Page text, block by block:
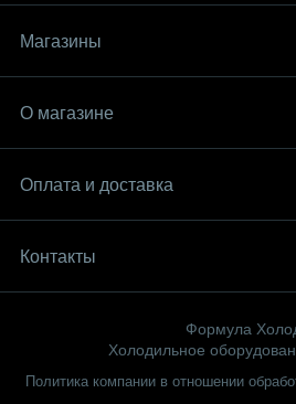
Магазины
О магазине
Оплата и доставка
Контакты
Формула
Холодильное
Политика компании в отношении